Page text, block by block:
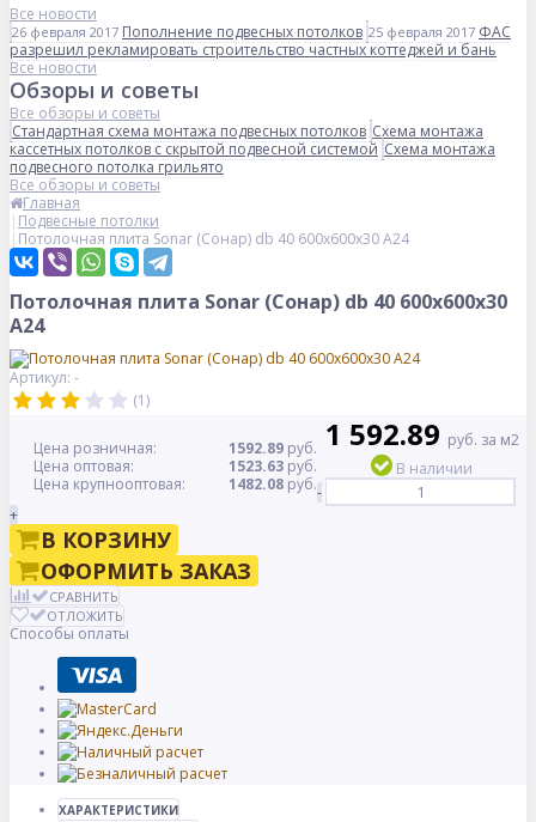
Все новости
26 февраля 2017 Пополнение подвесных потолков 25 февраля 2017 ФАС
разрешил рекламировать строительство частных коттеджей и бань
Все новости
Обзоры и советы
Все обзоры и советы
Стандартная схема монтажа подвесных потолков Схема монтажа
кассетных потолков с скрытой подвесной системой Схема монтажа
подвесного потолка грильято
Все обзоры и советы
Главная
Подвесные потолки
Потолочная плита Sonar (Сонар) db 40 600x600x30 A24
Потолочная плита Sonar (Сонар) db 40 600x600x30
A24
Артикул: -
(1)
Цена розничная: 1592.89 руб.
Цена оптовая:
1523.63 руб.
Цена крупнооптовая:
1482.08 руб.
1 592.89 руб. за м2
В наличии
-
+
В КОРЗИНУ
ОФОРМИТЬ ЗАКАЗ
СРАВНИТЬ
ОТЛОЖИТЬ
Способы оплаты
ХАРАКТЕРИСТИКИ